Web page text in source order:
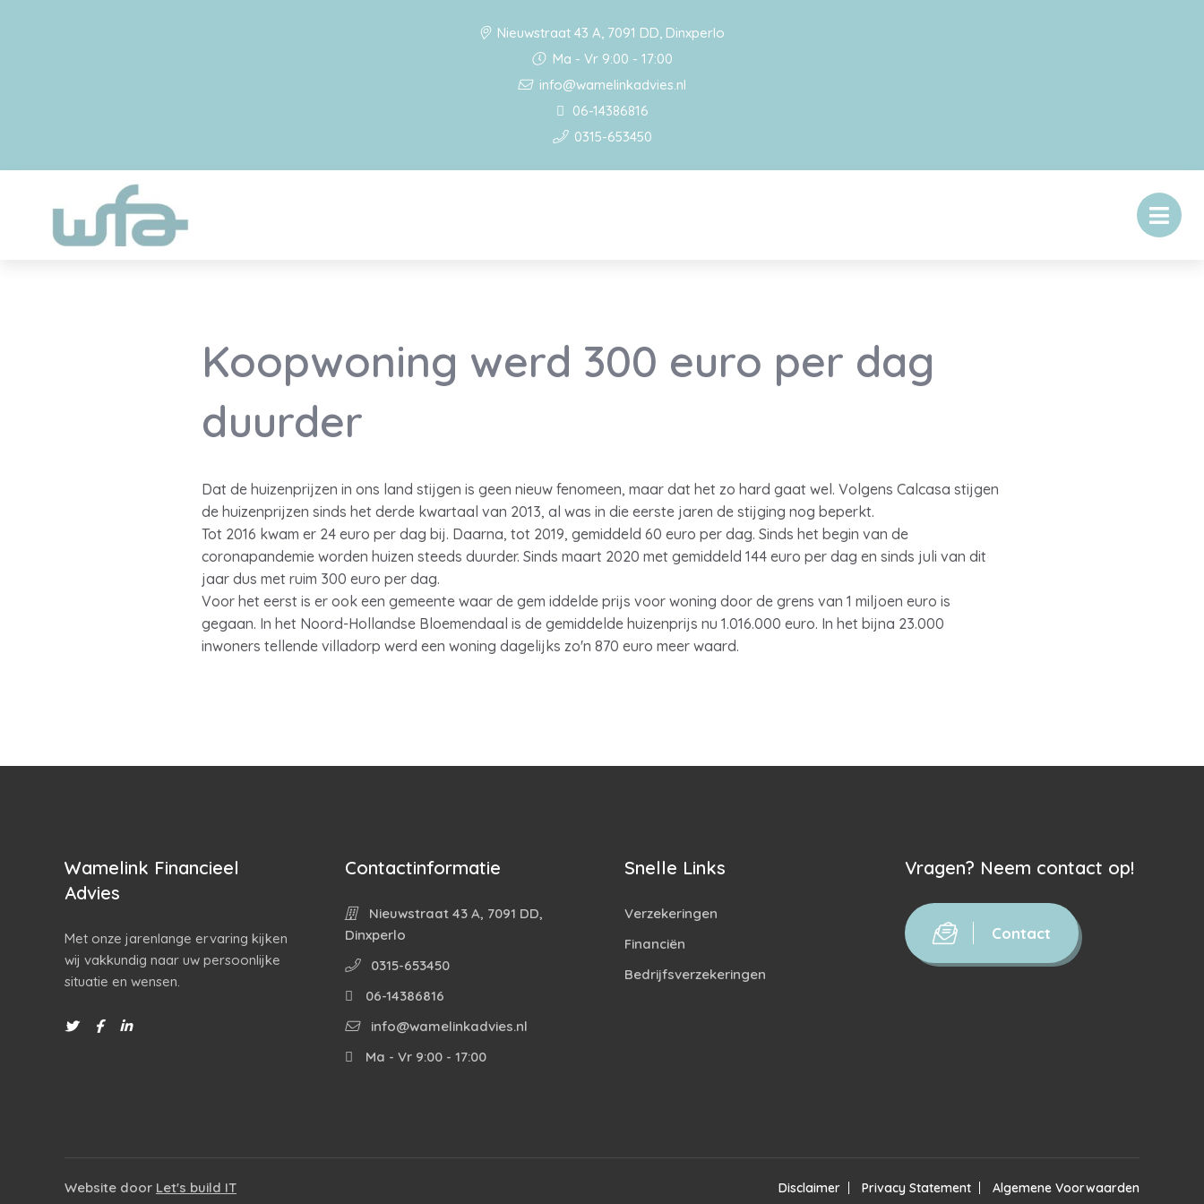
Nieuwstraat 43 A, 7091 DD, Dinxperlo
Ma - Vr 9:00 - 17:00
info@wamelinkadvies.nl
06-14386816
0315-653450
Koopwoning werd 300 euro per dag
duurder
Dat de huizenprijzen in ons land stijgen is geen nieuw fenomeen, maar dat het zo hard gaat wel. Volgens Calcasa stijgen
de huizenprijzen sinds het derde kwartaal van 2013, al was in die eerste jaren de stijging nog beperkt.
Tot 2016 kwam er 24 euro per dag bij. Daarna, tot 2019, gemiddeld 60 euro per dag. Sinds het begin van de
coronapandemie worden huizen steeds duurder. Sinds maart 2020 met gemiddeld 144 euro per dag en sinds juli van dit
jaar dus met ruim 300 euro per dag.
Voor het eerst is er ook een gemeente waar de gem iddelde prijs voor woning door de grens van 1 miljoen euro is
gegaan. In het Noord-Hollandse Bloemendaal is de gemiddelde huizenprijs nu 1.016.000 euro. In het bijna 23.000
inwoners tellende villadorp werd een woning dagelijks zo'n 870 euro meer waard.
Wamelink Financieel
Advies
Met onze jarenlange ervaring kijken
wij vakkundig naar uw persoonlijke
situatie en wensen.
Contactinformatie
Nieuwstraat 43 A, 7091 DD,
Dinxperlo
0315-653450
06-14386816
info@wamelinkadvies.nl
Ma - Vr 9:00 - 17:00
Snelle Links
Verzekeringen
Financiën
Bedrijfsverzekeringen
Vragen? Neem contact op!
Contact
Website door Let's build IT Disclaimer Privacy Statement Algemene Voorwaarden